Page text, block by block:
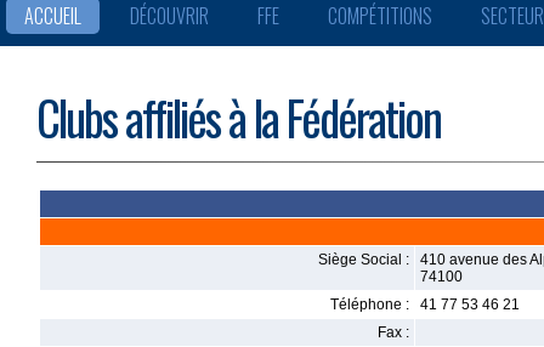
ACCUEIL DÉCOUVRIR FFE COMPÉTITIONS
Clubs affiliés à la Fédération
Siège Social :
410 avenue des
74100
Téléphone :
41 77 53 46 21
Fax :